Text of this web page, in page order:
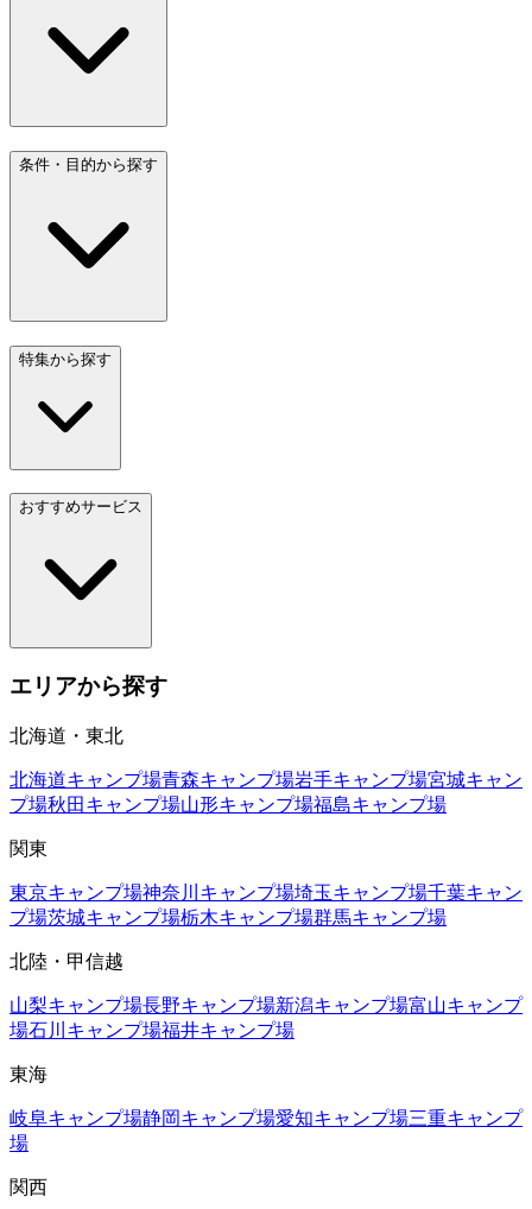
条件・目的から探す
特集から探す
おすすめサービス
エリアから探す
北海道・東北
北海道キャンプ場青森キャンプ場岩手キャンプ場宮城キャン
プ場秋田 キャンプ場山形キャンプ場福島キャンプ場
関東
東京キャンプ場神奈川 キャンプ場埼玉キャンプ場千葉キャン
プ場茨城キャンプ場栃木キャンプ場群馬キャンプ場
北陸・甲信越
山梨キャンプ場長野キャンプ場新潟キャンプ場富山キャンプ
場石川 キャンプ場福井キャンプ場
東海
岐阜キャンプ場静岡キャンプ場愛知キャンプ場三重キャンプ
場
関西